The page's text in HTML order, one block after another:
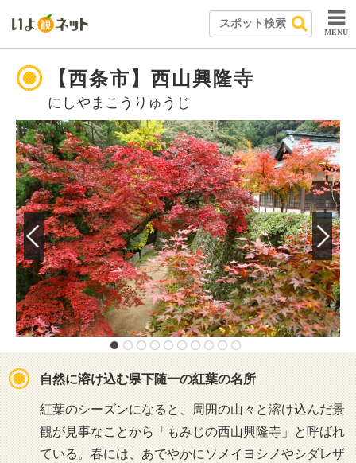
MENU
【西条市】西山興隆寺
にしやまこうりゅうじ
自然に溶け込む県下随一の紅葉の名所
紅葉のシーズンになると、周囲の山々と溶け込んだ景
観が見事なことから「もみじの西山興隆寺」と呼ばれ
ている。春には、あでやかにソメイヨシノやシダレザ